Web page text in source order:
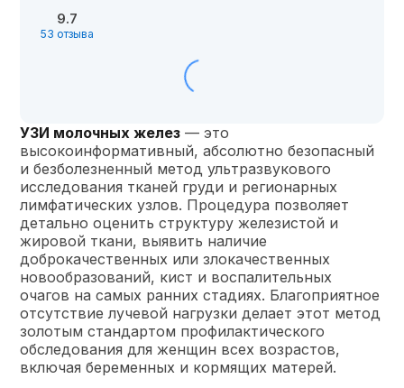
9.7
53 отзыва
УЗИ молочных желез — это
высокоинформативный, абсолютно безопасный
и безболезненный метод ультразвукового
исследования тканей груди и регионарных
лимфатических узлов. Процедура позволяет
детально оценить структуру железистой и
жировой ткани, выявить наличие
доброкачественных или злокачественных
новообразований, кист и воспалительных
очагов на самых ранних стадиях. Благоприятное
отсутствие лучевой нагрузки делает этот метод
золотым стандартом профилактического
обследования для женщин всех возрастов,
включая беременных и кормящих матерей.